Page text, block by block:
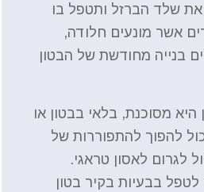
שלד הברזל ותטפל בו
אשר מונעים חלודה,
בנייה מחודשת של הבטון
היא מסוכנת, בלאי בבטון או
להפוך להתפוררות של
לגרום לאסון טראגי.
בבעיות בקיר בטון